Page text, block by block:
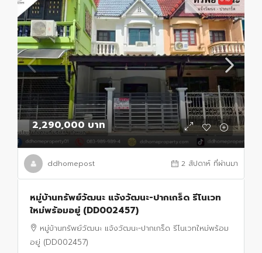
2,290,000 บาท
ddhomepost 2 สัปดาห์ ที่ผ่านมา
หมู่บ้านทรัพย์วัฒนะ แจ้งวัฒนะ-ปากเกร็ด รีโนเวท
ใหม่พร้อมอยู่ (DD002457)
หมู่บ้านทรัพย์วัฒนะ แจ้งวัฒนะ-ปากเกร็ด รีโนเวทใหม่พร้อม
อยู่ (DD002457)